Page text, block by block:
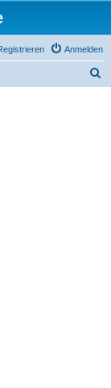
Anmelden